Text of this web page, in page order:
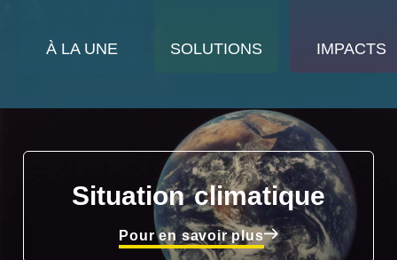
À LA UNE SOLUTIONS IMPACTS
Situation climatique
Pour en savoir plus